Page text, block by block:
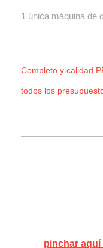
1 única máquina de
Completo y calidad
todos los
pinchar aquí